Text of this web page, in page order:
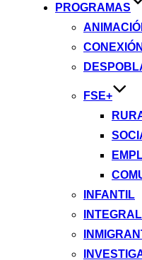
PROGRAMAS
FSE+
INFANTIL
INTEGRAL